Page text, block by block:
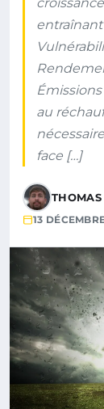
au
face […]
THOMAS
13